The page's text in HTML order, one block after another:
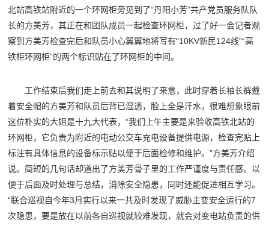
北站高铁站附近的一个环网柜旁见到了“丹阳小芳”共产党员服务队队
长的方美芳，其正在和团队成员一起检查环网柜，过了好一会记者观
察到方美芳检查完后和队员小心翼翼地将写有“10KV新民124线”“高
铁柜环网柜”的两个标识贴在了环网柜的中间。
工作结束后我们走上前去和其说明了来意，此时穿着长袖长裤戴
着安全帽的方美芳和队员后背已湿透，脸上全是汗水，很难想象眼前
这位朴实的大姐是十九大代表，“我们上午主要是来验收高铁北站的
环网柜，它负责为附近的电动公交车充电设备提供电源，检查完贴上
标注有具体信息的设备标示贴以便于后面检修和维护。”方美芳介绍
说。简短的几句话却道出了方美芳骨子里的工作严谨度与责任感。以
便于后面及时处理与总结，消除安全隐患，同时还能促进相互学习。
“联合巡视自今年3月实行以来一共及时发现了威胁主变安全运行的7
次隐患，要是放在以前各自巡视就较难发现，就会对变电站负责的供